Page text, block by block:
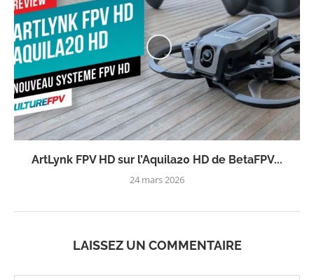
ArtLynk FPV HD sur l’Aquila20 HD de BetaFPV...
24 mars 2026
LAISSEZ UN COMMENTAIRE